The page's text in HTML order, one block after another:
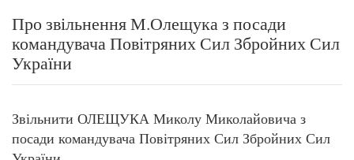
Про звільнення М.Олещука з посади
командувача Повітряних Сил Збройних Сил
України
Звільнити ОЛЕЩУКА Миколу Миколайовича з
посади командувача Повітряних Сил Збройних Сил